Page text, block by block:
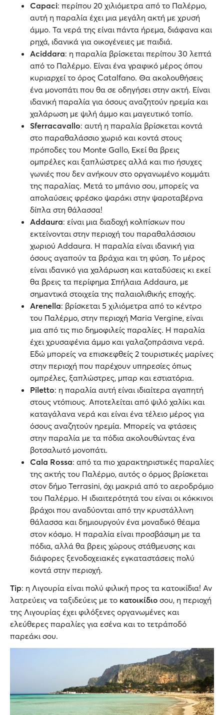
Capaci: περίπου 20 χιλιόμετρα από το Παλέρμο,
αυτή η παραλία έχει μια μεγάλη ακτή με χρυσή
άμμο. Τα νερά της είναι πάντα ήρεμα, διάφανα και
ρηχά, ιδανικά για οικογένειες με παιδιά.
Aciddara: η παραλία βρίσκεται περίπου 30 λεπτά
από το Παλέρμο. Είναι ένα γραφικό μέρος όπου
κυριαρχεί το όρος Catalfano. Θα ακολουθήσεις
ένα μονοπάτι που θα σε οδηγήσει στην ακτή. Είναι
ιδανική παραλία για όσους αναζητούν ηρεμία και
χαλάρωση με ψιλή άμμο και μαγευτικό τοπίο.
Sferracavallo: αυτή η παραλία βρίσκεται κοντά
στο παραθαλάσσιο χωριό και κοντά στους
πρόποδες του Monte Gallo, Εκεί θα βρεις
ομπρέλες και ξαπλώστρες αλλά και πιο ήσυχες
γωνιές που δεν ανήκουν στο οργανωμένο κομμάτι
της παραλίας. Μετά το μπάνιο σου, μπορείς να
απολαύσεις φρέσκο ψαράκι στην ψαροταβέρνα
δίπλα στη θάλασσα!
Addaura: είναι μια διαδοχή κολπίσκων που
εκτείνονται στην περιοχή του παραθαλάσσιου
χωριού Addaura. Η παραλία είναι ιδανική για
όσους αγαπούν τα βράχια και τη φύση. Το μέρος
είναι ιδανικό για χαλάρωση και καταδύσεις κι εκεί
θα βρεις τα περίφημα Σπήλαια Addaura, με
σημαντικά στοιχεία της παλαιολιθικής εποχής.
Arenella: βρίσκεται 5 χιλιόμετρα από το κέντρο
του Παλέρμο, στην περιοχή Maria Vergine, είναι
μια από τις πιο δημοφιλείς παραλίες. Η παραλία
έχει χρυσαφένια άμμο και γαλαζοπράσινα νερά.
Εδώ μπορείς να επισκεφθείς 2 τουριστικές μαρίνες
στην περιοχή που παρέχουν υπηρεσίες όπως
ομπρέλες, ξαπλώστρες, μπαρ και εστιατόρια.
Piletto: η παραλία αυτή είναι ιδιαίτερα αγαπητή
στους ντόπιους. Αποτελείται από ψιλό χαλίκι και
καταγάλανα νερά και είναι ένα τέλειο μέρος για
όσους αναζητούν ηρεμία. Μπορείς να φτάσεις
στην παραλία με τα πόδια ακολουθώντας ένα
βοτσαλωτό μονοπάτι.
Cala Rossa: από τα πιο χαρακτηριστικές παραλίες
της ακτής του Παλέρμο, αυτός ο όρμος βρίσκεται
στον δήμο Terrasini, όχι μακριά από το αεροδρόμιο
του Παλέρμο. Η ιδιαιτερότητά του είναι οι κόκκινοι
βράχοι που αναδύονται από την κρυστάλλινη
θάλασσα και δημιουργούν ένα μοναδικό θέαμα
στον κόσμο. Η παραλία είναι προσβάσιμη με τα
πόδια, αλλά θα βρεις χώρους στάθμευσης και
διάφορες ξενοδοχειακές εγκαταστάσεις πολύ
κοντά στην περιοχή.
Tip: η Λιγουρία είναι πολύ φιλική προς τα κατοικίδια! Αν
λατρεύεις να ταξιδεύεις με το κατοικίδιο σου, η περιοχή
της Λιγουρίας έχει φιλόξενες οργανωμένες και
ελεύθερες παραλίες για εσένα και το τετράποδό
παρεάκι σου.